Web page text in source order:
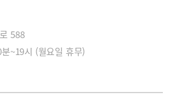
588
~19시 (월요일 휴무)